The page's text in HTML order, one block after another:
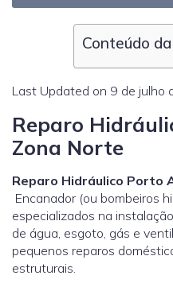
Conteúdo
Last Updated on 9 de julho
Reparo
Zona Norte
Reparo Hidráulico Porto
Encanador (ou bombeiros
especializados na
de água, esgoto, gás e
pequenos reparos
estruturais.